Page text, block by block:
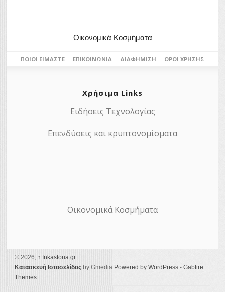
Οικονομικά Κοσμήματα
ΠΟΙΟΙ ΕΊΜΑΣΤΕ ΕΠΙΚΟΙΝΩΝΊΑ ΔΙΑΦΉΜΙΣΗ ΌΡΟΙ ΧΡΉΣΗΣ
Χρήσιμα Links
Ειδήσεις Τεχνολογίας
Επενδύσεις και κρυπτονομίσματα
Οικονομικά Κοσμήματα
© 2026, ↑ Ιnkastoria.gr
Κατασκευή Ιστοσελίδας by Gmedia Powered by WordPress - Gabfire
Themes